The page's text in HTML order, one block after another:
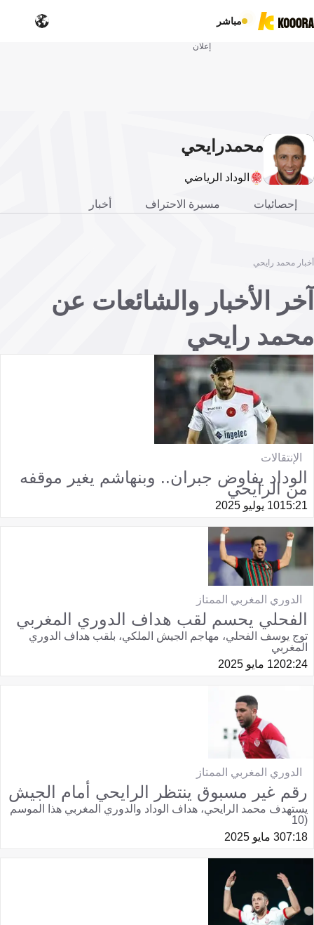
مباشر
إعلان
محمدرايحي
الوداد الرياضي
إحصائيات مسيرة الاحتراف أخبار
أخبار محمد رايحي
آخر الأخبار والشائعات عن
محمد رايحي
الإنتقالات
الوداد يفاوض جبران.. وبنهاشم يغير موقفه
من الرايحي
15:2110 يوليو 2025
الدوري المغربي الممتاز
الفحلي يحسم لقب هداف الدوري المغربي
توج يوسف الفحلي، مهاجم الجيش الملكي، بلقب هداف الدوري
المغربي
02:2412 مايو 2025
الدوري المغربي الممتاز
رقم غير مسبوق ينتظر الرايحي أمام الجيش
يستهدف محمد الرايحي، هداف الوداد والدوري المغربي هذا الموسم
(10
07:183 مايو 2025